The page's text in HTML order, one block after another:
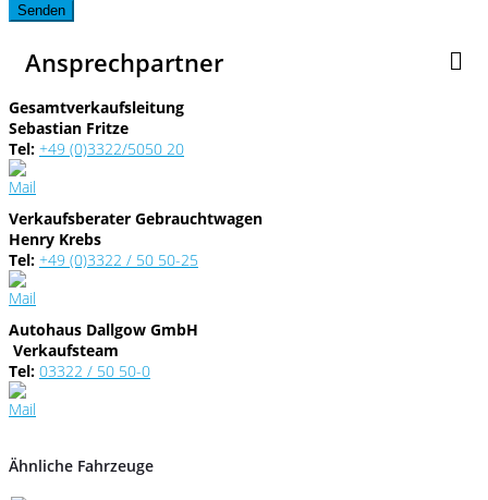
Senden
Ansprechpartner
Gesamtverkaufsleitung
Sebastian Fritze
Tel: +49 (0)3322/5050 20
Verkaufsberater Gebrauchtwagen
Henry Krebs
Tel: +49 (0)3322 / 50 50-25
Autohaus Dallgow GmbH
Verkaufsteam
Tel: 03322 / 50 50-0
Ähnliche Fahrzeuge